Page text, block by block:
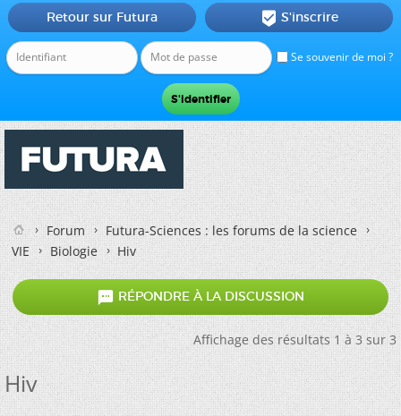
Se souvenir de moi ?
Retour sur Futura  S'inscrire
Forum
Futura-Sciences : les forums de la science
VIE
Biologie Hiv
 RÉPONDRE À LA DISCUSSION
Affichage des résultats 1 à 3 sur 3
Hiv